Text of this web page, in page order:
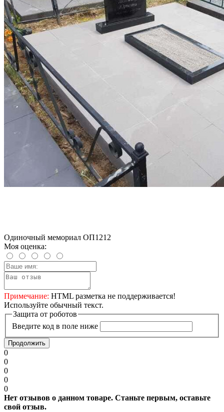
Одиночный мемориал ОП1212
Моя оценка:
Примечание: HTML разметка не поддерживается!
Используйте обычный текст.
Защита от роботов
Введите код в поле ниже
Продолжить
0
0
0
0
0
Нет отзывов о данном товаре. Станьте первым, оставьте
свой отзыв.